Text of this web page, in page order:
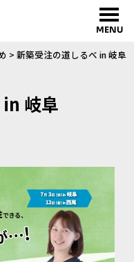
MENU
> 新築受注の道しるべ in 岐阜
岐阜